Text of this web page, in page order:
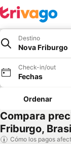
Destino
Nova Friburgo
Check-in/out
Fechas
Ordenar
Compara
Friburgo,
Cómo los pagos